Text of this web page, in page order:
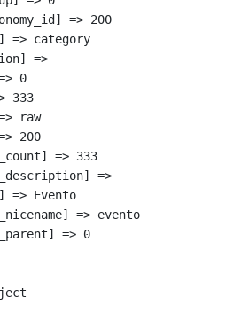
=> 200
=> category
=>
0
333
raw
200
=> 333
=>
=> Evento
=> evento
=> 0